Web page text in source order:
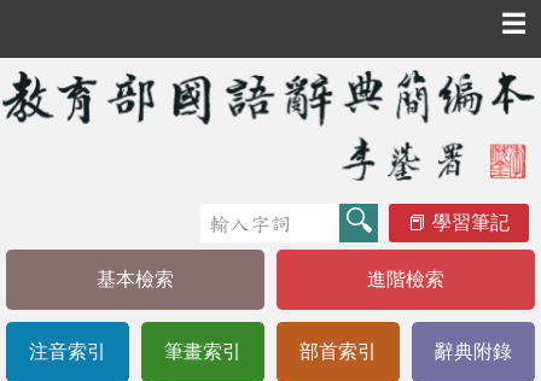
☰
學習筆記
基本檢索 進階檢索
注音索引 筆畫索引 部首索引 辭典附錄